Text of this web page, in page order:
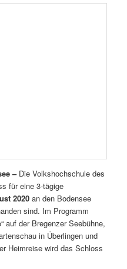
– Die Volkshochschule des
für eine 3-tägige
2020 an den Bodensee
sind. Im Programm
auf der Bregenzer Seebühne,
in Überlingen und
Heimreise wird das Schloss